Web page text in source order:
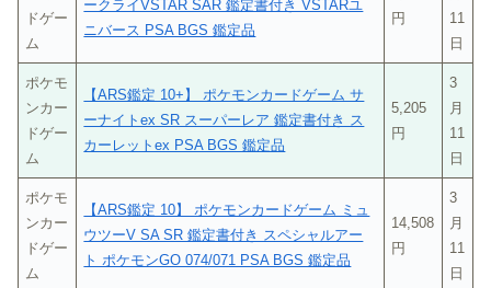
ドゲー
ム
ークライVSTAR SAR 鑑定書付き VSTARユ
ニバース PSA BGS 鑑定品
円
11
日
ポケモ
ンカー
ドゲー
ム
【ARS鑑定 10+】 ポケモンカードゲーム サ
ーナイトex SR スーパーレア 鑑定書付き ス
カーレットex PSA BGS 鑑定品
5,205
円
3
月
11
日
ポケモ
ンカー
ドゲー
ム
【ARS鑑定 10】 ポケモンカードゲーム ミュ
ウツーV SA SR 鑑定書付き スペシャルアー
ト ポケモンGO 074/071 PSA BGS 鑑定品
14,508
円
3
月
11
日